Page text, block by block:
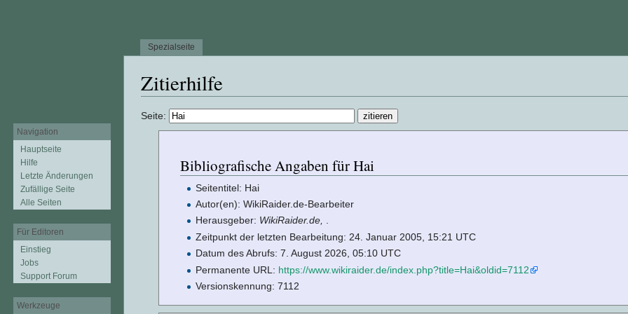
Zitierhilfe
Seite:
Bibliografische Angaben für Hai
Seitentitel: Hai
Autor(en): WikiRaider.de-Bearbeiter
Herausgeber: WikiRaider.de, .
Zeitpunkt der letzten Bearbeitung: 24. Januar 2005, 15:21 UTC
Datum des Abrufs: 7. August 2026, 05:10 UTC
Permanente URL: https://www.wikiraider.de/index.php?title=Hai&oldid=7112
Versionskennung: 7112
Spezialseite
Navigation
Hauptseite
Hilfe
Letzte Änderungen
Zufällige Seite
Alle Seiten
Für Editoren
Einstieg
Jobs
Support Forum
Werkzeuge